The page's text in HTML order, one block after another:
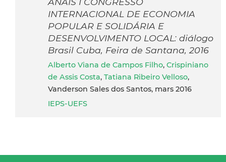
INTERNACIONAL DE ECONOMIA
POPULAR E SOLIDÁRIA E
DESENVOLVIMENTO LOCAL: diálogo
Brasil Cuba, Feira de Santana, 2016
Alberto Viana de Campos Filho, Crispiniano
de Assis Costa, Tatiana Ribeiro Velloso,
Vanderson Sales dos Santos, mars 2016
IEPS-UEFS